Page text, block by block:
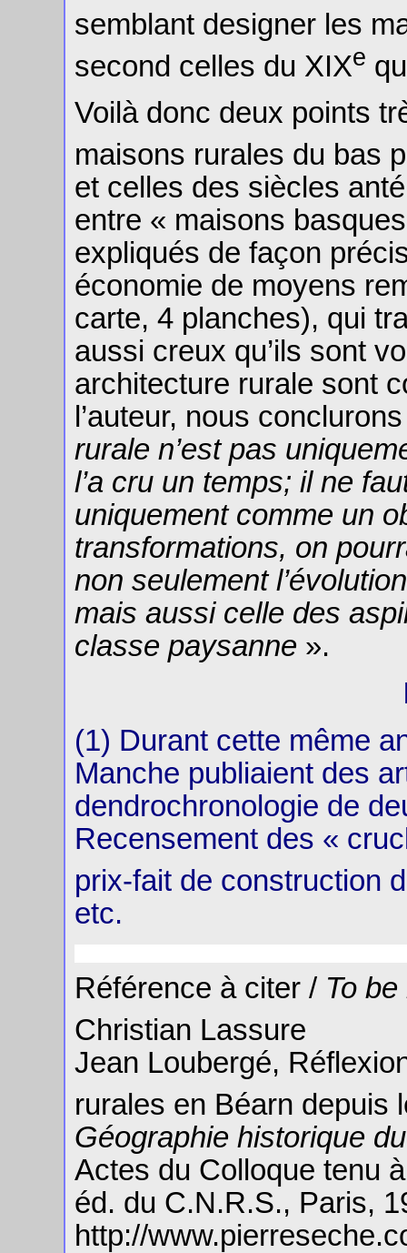
semblant designer les
second celles du XIXe
Voilà donc deux points
maisons rurales du bas
et celles des siècles
entre « maisons
expliqués de façon
économie de moyens
carte, 4 planches), qui
aussi creux qu’ils sont
architecture rurale sont
l’auteur, nous
rurale n’est pas
l’a cru un temps; il ne
uniquement comme un
transformations, on
non seulement
mais aussi celle des
classe paysanne ».
(1) Durant cette même
Manche publiaient des
dendrochronologie de
Recensement des «
prix-fait de construction
etc.
Référence à citer / To
Christian Lassure
Jean Loubergé,
rurales en Béarn depuis
Géographie historique
Actes du Colloque tenu
éd. du C.N.R.S., Paris,
http://